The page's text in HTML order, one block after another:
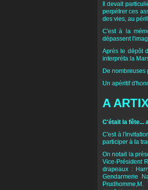
Il devait
perpétrer ces
des vies, au
C'est à la
dépassent
Après le dépôt
interpréta la
De
Un apéritif
A ARTIX
C'était la fête...
C'est à
participer à la
On notait la
Vice-Président
drapeaux :
Gendarmerie